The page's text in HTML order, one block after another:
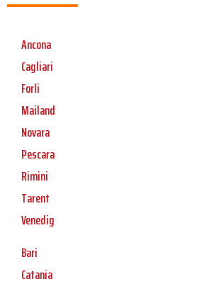
Ancona
Cagliari
Forli
Mailand
Novara
Pescara
Rimini
Tarent
Venedig
Bari
Catania